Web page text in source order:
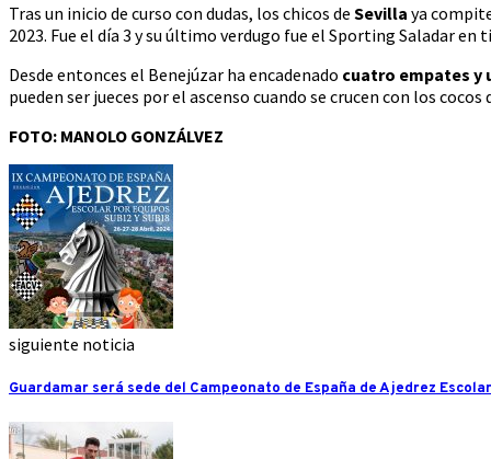
Tras un inicio de curso con dudas, los chicos de Sevilla ya
2023. Fue el día 3 y su último verdugo fue el Sporting Saladar en
Desde entonces el Benejúzar ha encadenado cuatro empates y
pueden ser jueces por el ascenso cuando se crucen con los cocos
FOTO: MANOLO GONZÁLVEZ
siguiente noticia
Guardamar será sede del Campeonato de España de Ajedrez Escolar